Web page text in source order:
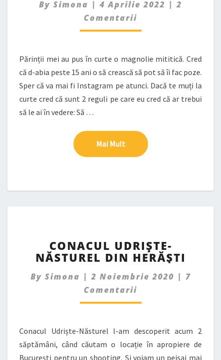
By Simona | 4 Aprilie 2022 |2
Comentarii
Părinții mei au pus în curte o magnolie mititică. Cred
că d-abia peste 15 ani o să crească să pot să îi fac poze.
Sper că va mai fi Instagram pe atunci. Dacă te muți la
curte cred că sunt 2 reguli pe care eu cred că ar trebui
să le ai în vedere: Să …
Mai MultMai Mult
UDRIȘTE-
NĂSTUREL
HERĂȘTI
CONACUL UDRIȘTE-
NĂSTUREL DIN HERĂȘTI
By Simona |2 Noiembrie 2020 | 7
Comentarii
Conacul Udriște-Năsturel l-am descoperit acum 2
săptămâni, când căutam o locație în apropiere de
București pentru un shooting. Și voiam un peisaj mai